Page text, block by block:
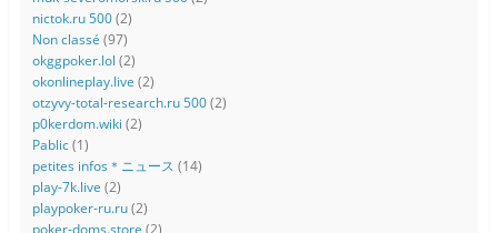
nictok.ru 500(2)
Non classé (97)
okggpoker.lol (2)
okonlineplay.live (2)
otzyvy-total-research.ru 500(2)
p0kerdom.wiki (2)
Pablic(1)
petites infos＊ニュース (14)
play-7k.live (2)
playpoker-ru.ru(2)
poker-doms.store (2)